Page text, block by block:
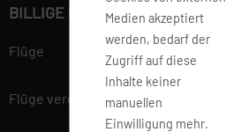
Medien akzeptiert
werden, bedarf der
Zugriff auf diese
Inhalte keiner
manuellen
Einwilligung mehr.
BILLIGE FLÜGE BUCHEN
Flüge
Flüge vergleichen